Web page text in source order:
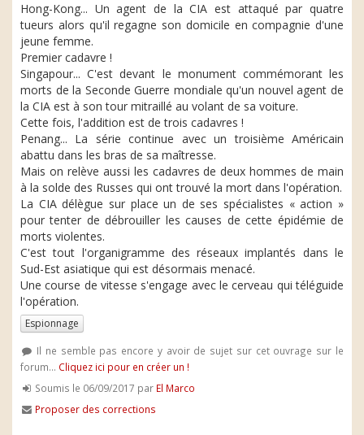
Hong-Kong... Un agent de la CIA est attaqué par quatre
tueurs alors qu'il regagne son domicile en compagnie d'une
jeune femme.
Premier cadavre !
Singapour... C'est devant le monument commémorant les
morts de la Seconde Guerre mondiale qu'un nouvel agent de
la CIA est à son tour mitraillé au volant de sa voiture.
Cette fois, l'addition est de trois cadavres !
Penang... La série continue avec un troisième Américain
abattu dans les bras de sa maîtresse.
Mais on relève aussi les cadavres de deux hommes de main
à la solde des Russes qui ont trouvé la mort dans l'opération.
La CIA délègue sur place un de ses spécialistes « action »
pour tenter de débrouiller les causes de cette épidémie de
morts violentes.
C'est tout l'organigramme des réseaux implantés dans le
Sud-Est asiatique qui est désormais menacé.
Une course de vitesse s'engage avec le cerveau qui téléguide
l'opération.
Espionnage
Il ne semble pas encore y avoir de sujet sur cet ouvrage sur le
forum... Cliquez ici pour en créer un !
Soumis le 06/09/2017 par El Marco
Proposer des corrections